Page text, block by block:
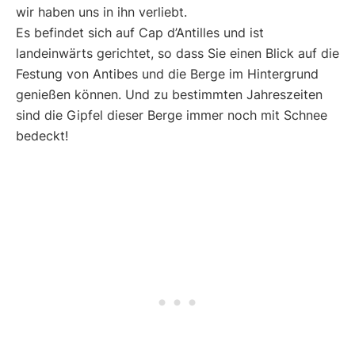
wir haben uns in ihn verliebt.
Es befindet sich auf Cap d’Antilles und ist
landeinwärts gerichtet, so dass Sie einen Blick auf die
Festung von Antibes und die Berge im Hintergrund
genießen können. Und zu bestimmten Jahreszeiten
sind die Gipfel dieser Berge immer noch mit Schnee
bedeckt!